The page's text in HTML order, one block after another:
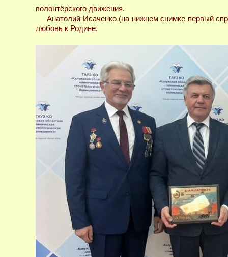
волонтёрского движения.
Анатолий Исаченко (на нижнем снимке первый
любовь к Родине.